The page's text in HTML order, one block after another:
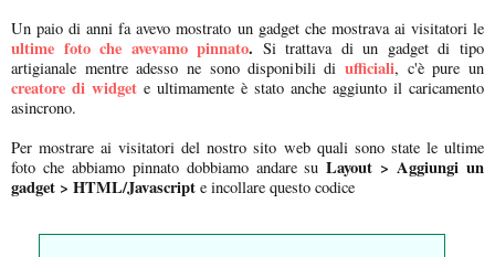
Un paio di anni fa avevo mostrato un gadget che mostrava ai visitatori le
ultime foto che avevamo pinnato. Si trattava di un gadget di tipo
artigianale mentre adesso ne sono disponibili di ufficiali, c'è pure un
creatore di widget e ultimamente è stato anche aggiunto il caricamento
asincrono.
Per mostrare ai visitatori del nostro sito web quali sono state le ultime
foto che abbiamo pinnato dobbiamo andare suLayout > Aggiungi un
gadget > HTML/Javascript e incollare questo codice